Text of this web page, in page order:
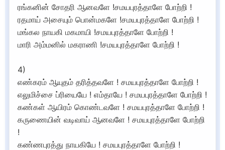
ரங்கனின் சோதரி ஆனவளே !சமயபுரத்தாளே போற்றி !
ரதமாய் அசையும் பொன்மகளே !சமயபுரத்தாளே போற்றி !
மங்கல நாயகி மகமாயி !சமயபுரத்தாளே போற்றி !
மாரி அம்மனில் மகராணி !சமயபுரத்தாளே போற்றி !
4)
எண்கரம் ஆயுதம் தரித்தவளே ! சமயபுரத்தாளே போற்றி !
எலுமிச்சை ப்ரியையே ! எம்தாயே ! சமயபுரத்தாளே போற்றி !
கண்கள் ஆயிரம் கொண்டவளே ! சமயபுரத்தாளே போற்றி !
கருணையின் வடிவாய் ஆனவளே ! சமயபுரத்தாளே போற்றி
!
கண்ணபுரத்து நாயகியே ! சமயபுரத்தாளே போற்றி !